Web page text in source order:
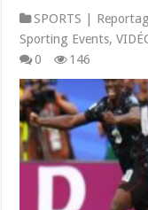
SPORTS |
Sporting Events,
0
146